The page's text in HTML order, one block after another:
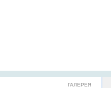
ГАЛЕРЕЯ